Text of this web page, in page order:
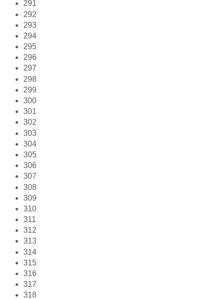
291
292
293
294
295
296
297
298
299
300
301
302
303
304
305
306
307
308
309
310
311
312
313
314
315
316
317
318